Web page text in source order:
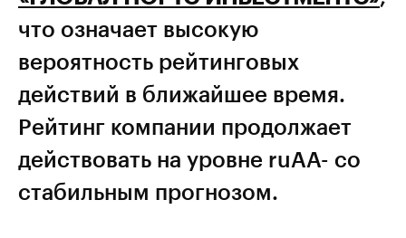
что означает высокую
вероятность рейтинговых
действий в ближайшее время.
Рейтинг компании продолжает
действовать на уровне ruAА- со
стабильным прогнозом.